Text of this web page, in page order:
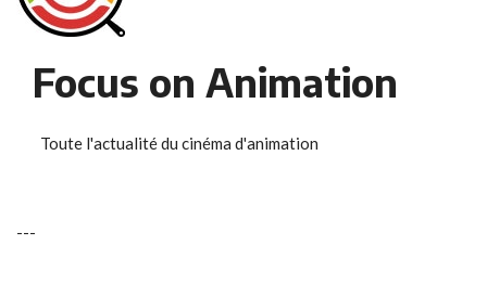
Focus on Animation
Toute l'actualité du cinéma d'animation
---